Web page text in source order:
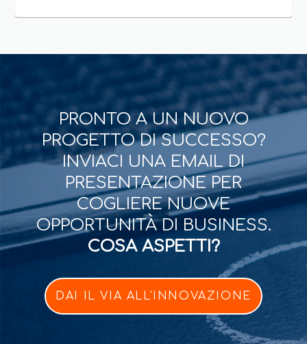
PRONTO A UN NUOVO
PROGETTO DI SUCCESSO?
INVIACI UNA EMAIL DI
PRESENTAZIONE PER
COGLIERE NUOVE
OPPORTUNITÀ DI BUSINESS.
COSA ASPETTI?
DAI IL VIA ALL'INNOVAZIONE